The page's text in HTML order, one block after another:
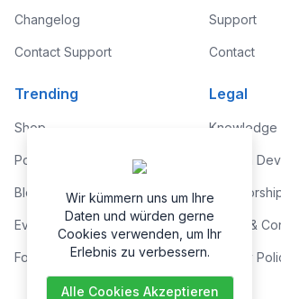
Changelog
Contact Support
Support
Contact
Trending
Shop
Portfolio
Blog
Events
Forums
Legal
Knowledge
Custom
Terms &
Privacy
Wir kümmern uns um Ihre
Daten und würden gerne
Cookies verwenden, um Ihr
Erlebnis zu verbessern.
Alle Cookies Akzeptieren